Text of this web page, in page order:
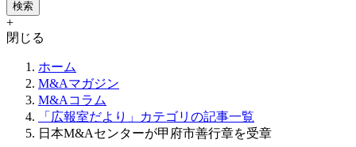
+
閉じる
ホーム
M&Aマガジン
M&Aコラム
「広報室だより」カテゴリの記事一覧
日本M&Aセンターが甲府市善行章を受章